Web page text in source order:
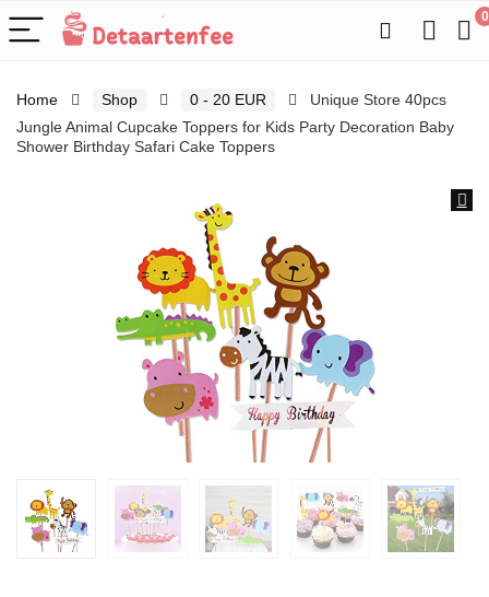
0
Home Shop 0 - 20 EUR
Unique Store 40pcs
Jungle Animal Cupcake Toppers for Kids Party Decoration Baby
Shower Birthday Safari Cake Toppers